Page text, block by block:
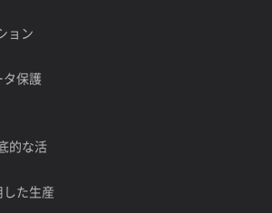
ョン
保護
的な活
た生産